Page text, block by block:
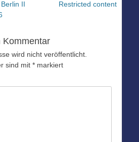
II
Restricted content
Kommentar
wird nicht veröffentlicht.
sind mit * markiert